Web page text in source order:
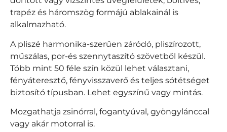
trapéz és háromszög formájú ablakainál is
alkalmazható.
A pliszé harmonika-szerűen záródó, pliszírozott,
műszálas, por-és szennytaszító szövetből készül.
Több mint 50 féle szín közül lehet választani,
fényáteresztő, fényvisszaverő és teljes sötétséget
biztosító típusban. Lehet egyszínű vagy mintás.
Mozgathatja zsinórral, fogantyúval, gyöngylánccal
vagy akár motorral is.